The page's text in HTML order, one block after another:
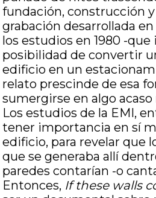
fundación, construcción
grabación desarrollada en
los estudios en 1980 -que
posibilidad de convertir
edificio en un
relato prescinde de esa
sumergirse en algo
Los estudios de la EMI,
tener importancia en sí
edificio, para revelar que
que se generaba allí
paredes contarían -o
Entonces, If these walls